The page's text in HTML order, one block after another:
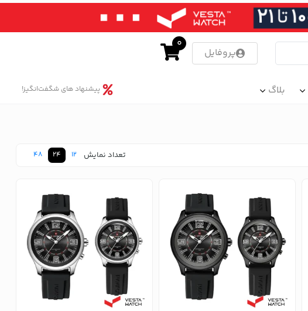
پروفایل
0
بلاگ پیشنهاد های شگفت‌انگیز!
تعداد نمایش 12
24
48